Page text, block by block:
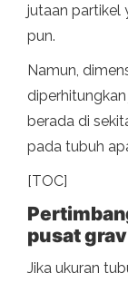
jutaan partikel
pun.
Namun,
berada di
pada tubuh
[TOC]
pusat
Jika ukuran